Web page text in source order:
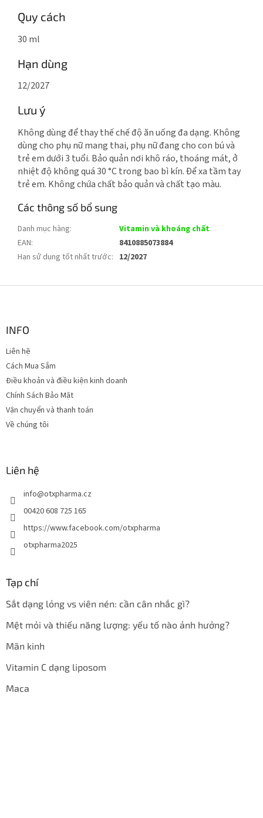
Quy cách
30 ml
Hạn dùng
12/2027
Lưu ý
Không dùng để thay thế chế độ ăn uống đa dạng. Không
dùng cho phụ nữ mang thai, phụ nữ đang cho con bú và
trẻ em dưới 3 tuổi. Bảo quản nơi khô ráo, thoáng mát, ở
nhiệt độ không quá 30 °C trong bao bì kín. Để xa tầm tay
trẻ em. Không chứa chất bảo quản và chất tạo màu.
Các thông số bổ sung
Danh mục hàng:
Vitamin và khoáng chất
EAN:
8410885073884
Hạn sử dụng tốt nhất trước: 12/2027
n
INFO
Liên hệ
Cách Mua Sắm
Điều khoản và điều kiện kinh doanh
Chính Sách Bảo Mật
Vận chuyển và thanh toán
Về chúng tôi
Liên hệ
info@otxpharma.cz
00420 608 725 165
https://www.facebook.com/otxpharma
otxpharma2025
Tạp chí
Sắt dạng lỏng vs viên nén: cần cân nhắc gì?
Mệt mỏi và thiếu năng lượng: yếu tố nào ảnh hưởng?
Mãn kinh
Vitamin C dạng liposom
Maca